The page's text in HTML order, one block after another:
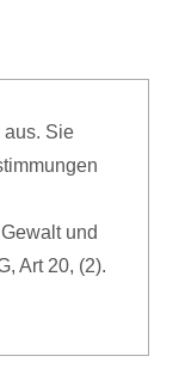
aus. Sie
und
Art 20, (2).